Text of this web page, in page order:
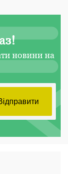
новини на